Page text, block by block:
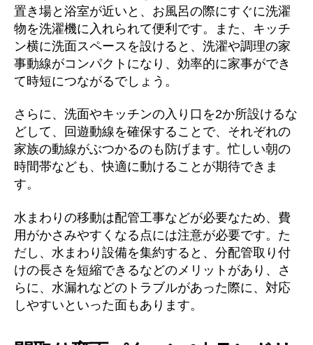
置き場と浴室が近いと、お風呂の際にすぐに洗濯
物を洗濯機に入れられて便利です。また、キッチ
ン横に洗面スペースを設けると、洗濯や調理の家
事動線がコンパクトになり、効率的に家事ができ
て時短につながるでしょう。
さらに、洗面やキッチンの入り口を2か所設けるな
どして、回遊動線を確保することで、それぞれの
家族の動線がぶつかるのも防げます。忙しい朝の
時間帯なども、快適に動けることが期待できま
す。
水まわりの移動は配管工事などが必要なため、費
用がかさみやすくなる点には注意が必要です。た
だし、水まわり設備を集約すると、分配管取り付
けの長さを短縮できるなどのメリットがあり、さ
らに、水漏れなどのトラブルがあった際に、対応
しやすいといった面もあります。